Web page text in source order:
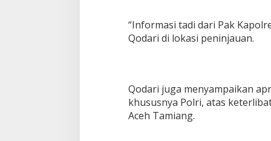
“Informasi tadi dari Pak
Qodari di lokasi peninjauan.
Qodari juga menyampaikan
khususnya Polri, atas
Aceh Tamiang.